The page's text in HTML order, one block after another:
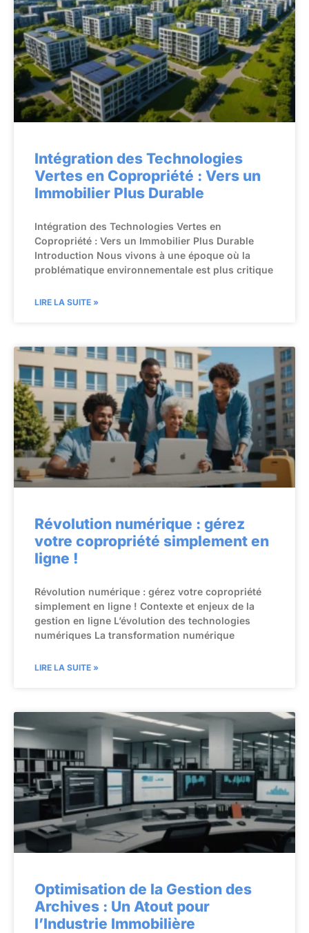
Intégration des Technologies
Vertes en Copropriété : Vers un
Immobilier Plus Durable
Intégration des Technologies Vertes en
Copropriété : Vers un Immobilier Plus Durable
Introduction Nous vivons à une époque où la
problématique environnementale est plus critique
LIRE LA SUITE »
Révolution numérique : gérez
votre copropriété simplement en
ligne !
Révolution numérique : gérez votre copropriété
simplement en ligne ! Contexte et enjeux de la
gestion en ligne L’évolution des technologies
numériques La transformation numérique
LIRE LA SUITE »
Optimisation de la Gestion des
Archives : Un Atout pour
l’Industrie Immobilière